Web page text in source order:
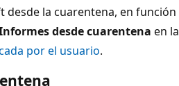
desde la cuarentena, en función
desde cuarentena en la
por el usuario.